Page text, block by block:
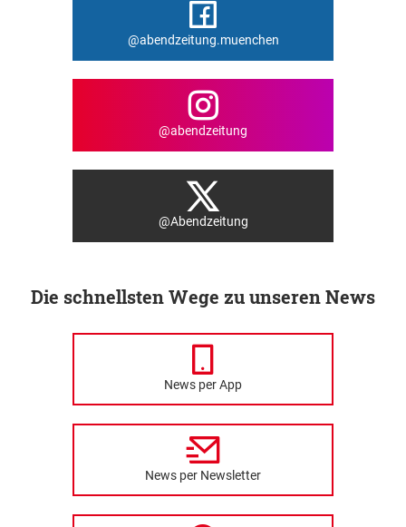
@abendzeitung.muenchen
@abendzeitung
@Abendzeitung
Die schnellsten Wege zu unseren News
News per App
News per Newsletter